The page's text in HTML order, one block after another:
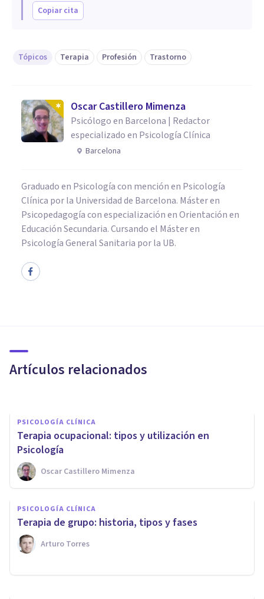
Copiar cita
Tópicos Terapia Profesión Trastorno
Oscar Castillero Mimenza
Psicólogo en Barcelona | Redactor
especializado en Psicología Clínica
Barcelona
Graduado en Psicología con mención en Psicología
Clínica por la Universidad de Barcelona. Máster en
Psicopedagogía con especialización en Orientación en
Educación Secundaria. Cursando el Máster en
Psicología General Sanitaria por la UB.
Artículos relacionados
Ellis
PSICOLOGÍA CLÍNICA
Terapia ocupacional: tipos y utilización en
Psicología
Oscar Castillero Mimenza
PSICOLOGÍA CLÍNICA
Terapia de grupo: historia, tipos y fases
Arturo Torres
Terapia Breve Estratégica: qué
es y cómo funciona